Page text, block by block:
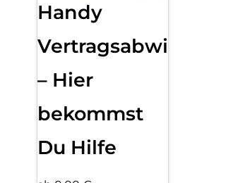
Handy
Vertragsabwicklung
– Hier
bekommst
Du Hilfe